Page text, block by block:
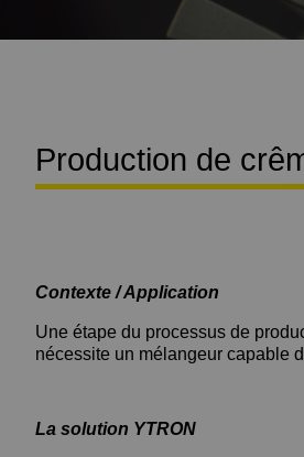
Production de
Contexte / Application
Une étape du processus de
nécessite un mélangeur capable
La solution YTRON